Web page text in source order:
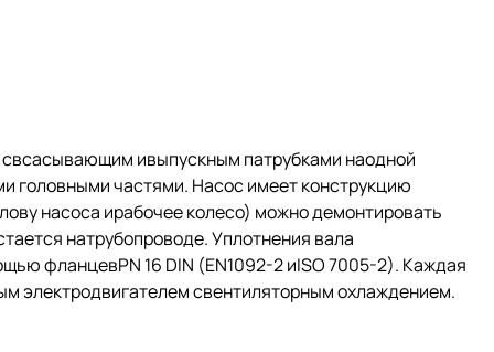
ивыпускным патрубками наодной
головными частями. Насос имеет конструкцию
насоса ирабочее колесо) можно демонтировать
натрубопроводе. Уплотнения вала
фланцевPN 16 DIN (EN1092-2 иISO 7005-2). Каждая
электродвигателем свентиляторным охлаждением.